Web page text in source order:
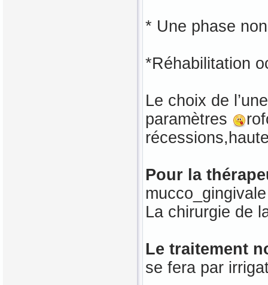
* Une phase
*Réhabilitation
Le choix de
paramètres
Pour la
La chirurgie de
Le traitement
se fera par